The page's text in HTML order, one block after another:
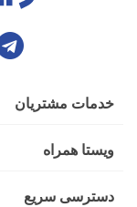
خدمات مشتریان
ویستا همراه
دسترسی سریع